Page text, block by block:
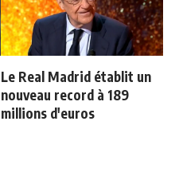
Le Real Madrid établit un
nouveau record à 189
millions d'euros